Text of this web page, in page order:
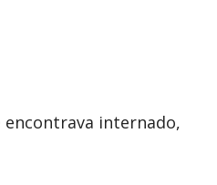
encontrava internado,